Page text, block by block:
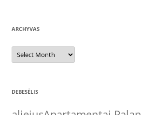
ARCHYVAS
Archyvas
DEBESĖLIS